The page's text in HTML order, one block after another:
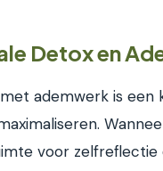
Detox en
ademwerk is een
voor zelfreflectie